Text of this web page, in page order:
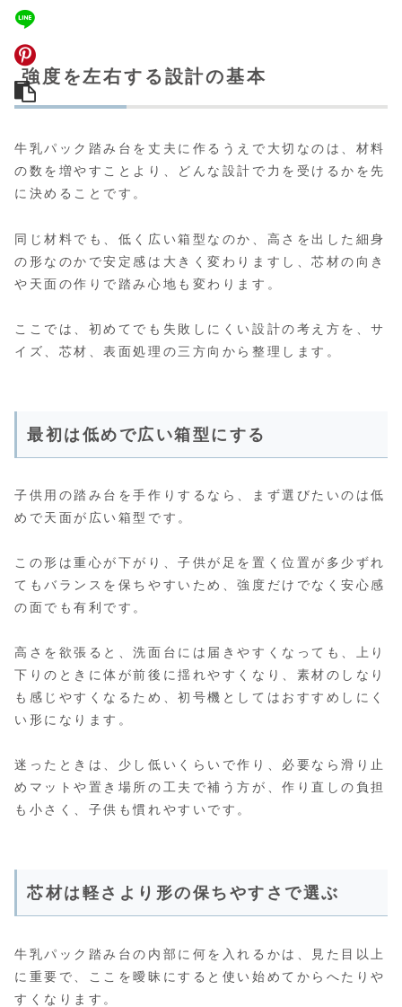
強度を左右する設計の基本
牛乳パック踏み台を丈夫に作るうえで大切なのは、材料
の数を増やすことより、どんな設計で力を受けるかを先
に決めることです。
同じ材料でも、低く広い箱型なのか、高さを出した細身
の形なのかで安定感は大きく変わりますし、芯材の向き
や天面の作りで踏み心地も変わります。
ここでは、初めてでも失敗しにくい設計の考え方を、サ
イズ、芯材、表面処理の三方向から整理します。
最初は低めで広い箱型にする
子供用の踏み台を手作りするなら、まず選びたいのは低
めで天面が広い箱型です。
この形は重心が下がり、子供が足を置く位置が多少ずれ
てもバランスを保ちやすいため、強度だけでなく安心感
の面でも有利です。
高さを欲張ると、洗面台には届きやすくなっても、上り
下りのときに体が前後に揺れやすくなり、素材のしなり
も感じやすくなるため、初号機としてはおすすめしにく
い形になります。
迷ったときは、少し低いくらいで作り、必要なら滑り止
めマットや置き場所の工夫で補う方が、作り直しの負担
も小さく、子供も慣れやすいです。
芯材は軽さより形の保ちやすさで選ぶ
牛乳パック踏み台の内部に何を入れるかは、見た目以上
に重要で、ここを曖昧にすると使い始めてからへたりや
すくなります。